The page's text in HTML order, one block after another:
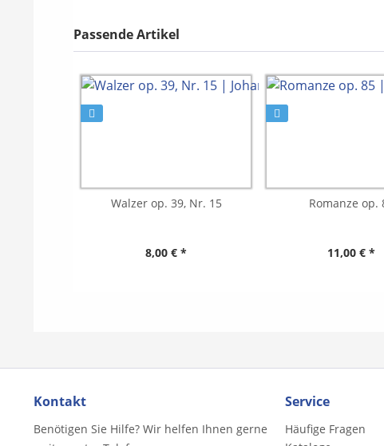
Passende Artikel
Walzer op. 39, Nr. 15
8,00 € *
Romanze op.
11,00 € *
Kontakt
Benötigen Sie Hilfe? Wir helfen Ihnen gerne
Service
Häufige Fragen